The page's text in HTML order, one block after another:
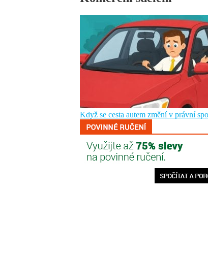
Když se cesta autem změní v právní